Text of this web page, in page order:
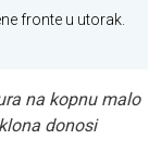
fronte u utorak.
na kopnu malo
donosi